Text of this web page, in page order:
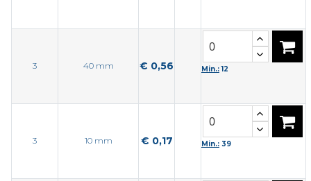
3 40 mm € 0,56 Min.:12
3 10 mm € 0,17 Min.: 39